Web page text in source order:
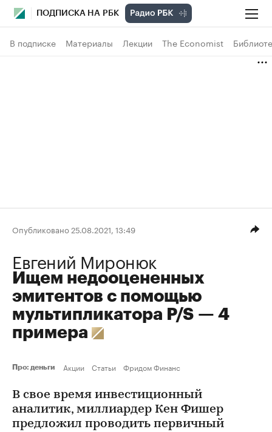
ПОДПИСКА НА РБК
В подписке Материалы Лекции The Economist
Опубликовано 25.08.2021, 13:49
Евгений Миронюк
Ищем недооцененных
эмитентов с помощью
мультипликатора P/S — 4
примера
Про: деньги Акции Статьи Фридом Финанс
В свое время инвестиционный
аналитик, миллиардер Кен Фишер
предложил проводить первичный